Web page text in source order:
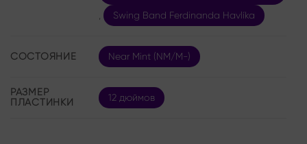
,
Swing Band Ferdinanda Havlíka
СОСТОЯНИЕ Near Mint (NM/M-)
РАЗМЕР
ПЛАСТИНКИ
12 дюймов